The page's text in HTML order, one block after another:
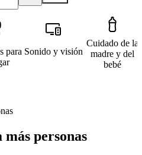
para Sonido y visión
Cuidado de la
madre y del
bebé
personas